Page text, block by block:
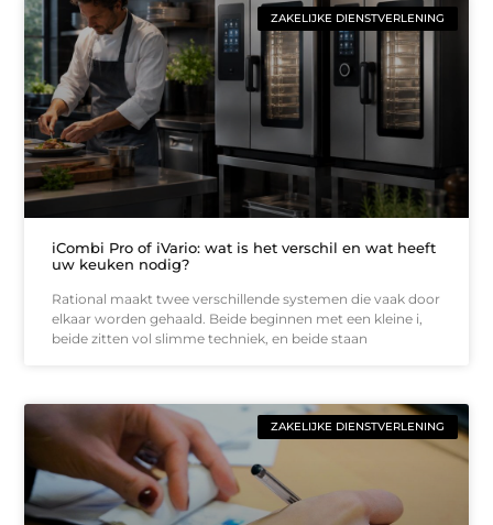
ZAKELIJKE DIENSTVERLENING
iCombi Pro of iVario: wat is het verschil en wat heeft
uw keuken nodig?
Rational maakt twee verschillende systemen die vaak door
elkaar worden gehaald. Beide beginnen met een kleine i,
beide zitten vol slimme techniek, en beide staan
ZAKELIJKE DIENSTVERLENING